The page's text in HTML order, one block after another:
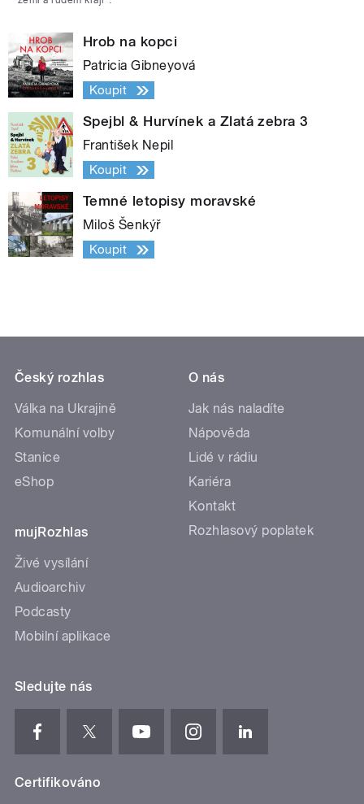
Hrob na kopci
Patricia Gibneyová
Koupit
Spejbl & Hurvínek a Zlatá zebra 3
František Nepil
Koupit
Temné letopisy moravské
Miloš Šenkýř
Koupit
Český rozhlas
Válka na Ukrajině
Komunální volby
Stanice
eShop
mujRozhlas
Živé vysílání
Audioarchiv
Podcasty
Mobilní aplikace
O nás
Jak nás naladíte
Nápověda
Lidé v rádiu
Kariéra
Kontakt
Rozhlasový poplatek
Sledujte nás
Certifikováno